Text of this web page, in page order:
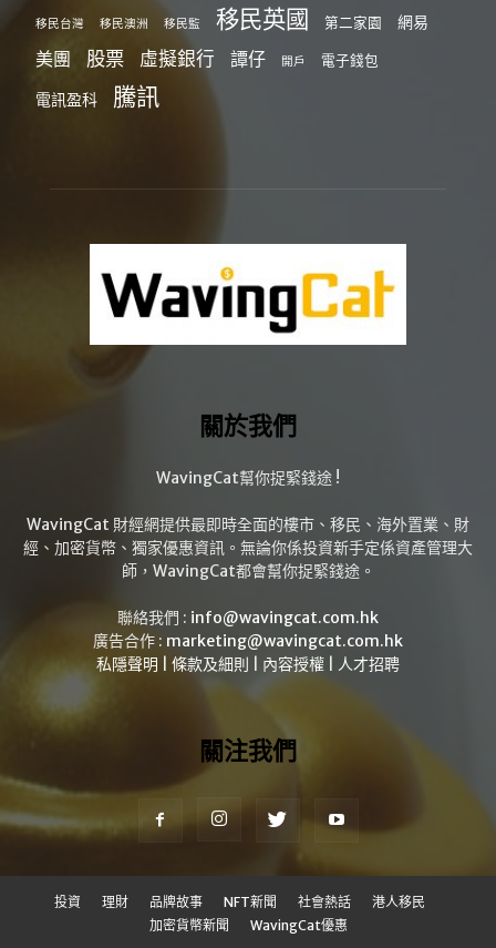
移民台灣 移民澳洲 移民監 移民英國 第二家園 網易
美團 股票 虛擬銀行 譚仔 開戶 電子錢包
電訊盈科 騰訊
關於我們
WavingCat幫你捉緊錢途 !
WavingCat 財經網提供最即時全面的樓市、移民、海外置業、財
經、加密貨幣、獨家優惠資訊。無論你係投資新手定係資產管理大
師，WavingCat都會幫你捉緊錢途。
聯絡我們 : info@wavingcat.com.hk
廣告合作 : marketing@wavingcat.com.hk
私隱聲明
條款及細則 內容授權 人才招聘
關注我們
投資 理財 品牌故事 NFT新聞 社會熱話
港人移民
加密貨幣新聞
WavingCat優惠